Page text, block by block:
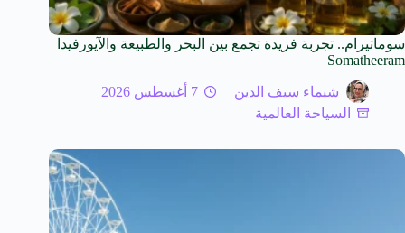
سوماتيرام.. تجربة فريدة تجمع بين البحر والطبيعة والآيورفيدا
Somatheeram
شيماء سيف الدين
7 أغسطس 2026
السياحة العالمية